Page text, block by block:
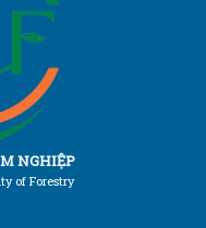
NGHIỆP
of Forestry